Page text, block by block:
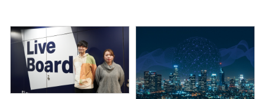
採用情報
ナレッジライブラリー
ニュース
採用情報
Scratch スクラッチ
コンサルティング Amazon Redshift
Prophet dbt
Access AWS